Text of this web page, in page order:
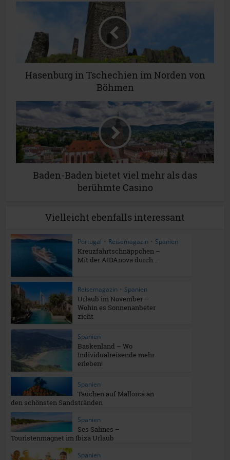
Hasenburg in Tschechien im Norden von
Böhmen
Baden-Baden bietet viel mehr als das
berühmte Casino
Vielleicht ebenfalls interessant
Portugal • Reisemagazin • Spanien
Kreuzfahrtschnäppchen –
Mit der AIDAnova durch...
Reisemagazin • Spanien
Urlaub im November –
Wohin es Sonnenanbeter
zieht
Spanien
Baskenland – Wo
Individualreisende mehr
erleben!
Spanien
Tauchen auf Mallorca an
den schönsten Sandstränden
Spanien
Ses Salines –
Touristenmagnet im Ibiza Urlaub
Spanien